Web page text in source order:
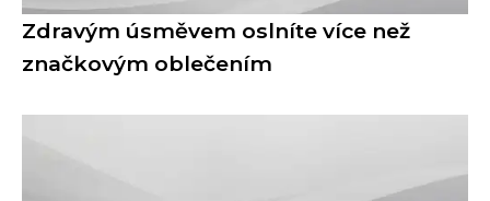
Zdravým úsměvem oslníte více než
značkovým oblečením